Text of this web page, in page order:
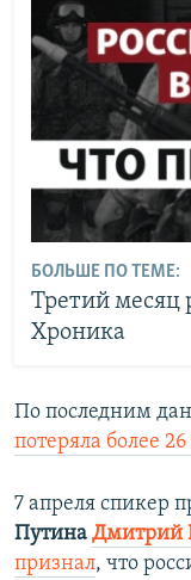
БОЛЬШЕ ПО ТЕМЕ:
Третий месяц
Хроника
По последним
потеряла более
7 апреля спикер
Путина Дмитрий
признал, что